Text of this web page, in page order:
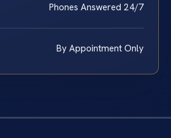
Phones Answered 24/7
By Appointment Only